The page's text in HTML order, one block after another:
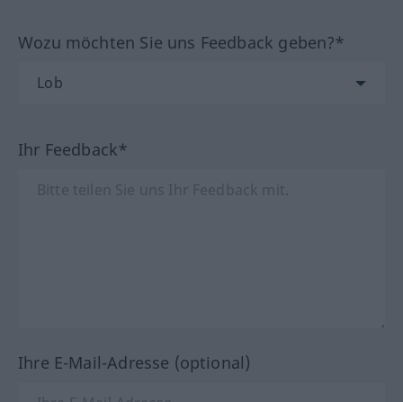
Wozu möchten Sie uns Feedback geben?*
Ihr Feedback*
Ihre E-Mail-Adresse (optional)